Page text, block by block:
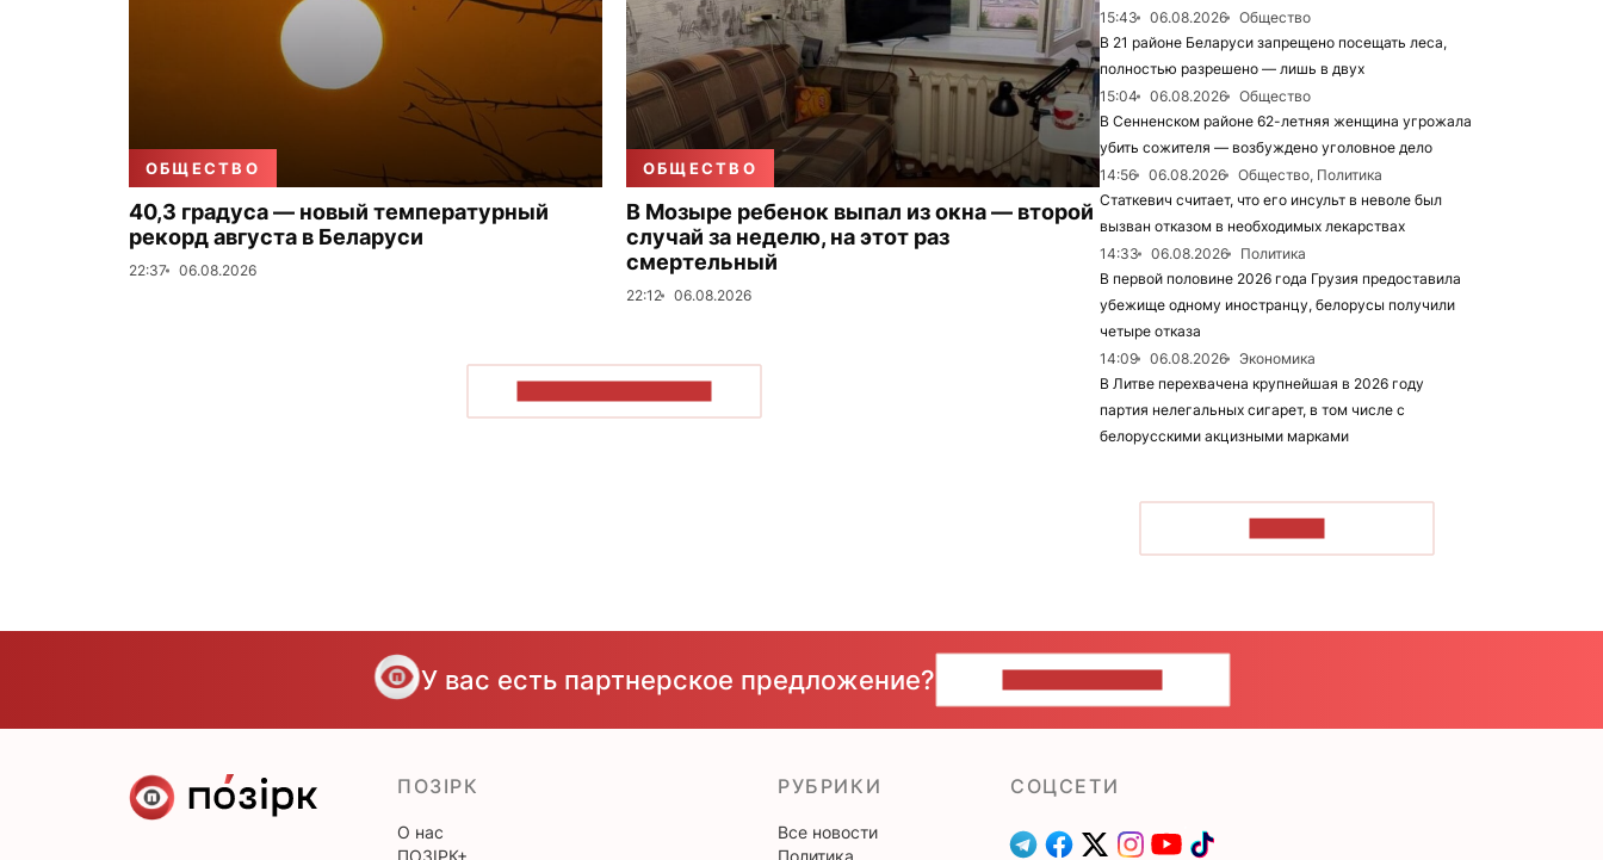
ОБЩЕСТВО
40,3 градуса — новый температурный
рекорд августа в Беларуси
22:37 06.08.2026
ОБЩЕСТВО
В Мозыре ребенок выпал из окна — второй
случай за неделю, на этот раз
смертельный
22:12 06.08.2026
15:43
06.08.2026
Общество
В 21 районе Беларуси запрещено посещать леса,
полностью разрешено — лишь в двух
15:04
06.08.2026
Общество
В Сенненском районе 62-летняя женщина угрожала
убить сожителя — возбуждено уголовное дело
14:56
06.08.2026
Общество, Политика
Статкевич считает, что его инсульт в неволе был
вызван отказом в необходимых лекарствах
14:33
06.08.2026
Политика
В первой половине 2026 года Грузия предоставила
убежище одному иностранцу, белорусы получили
четыре отказа
14:09
06.08.2026
Экономика
В Литве перехвачена крупнейшая в 2026 году
партия нелегальных сигарет, в том числе с
белорусскими акцизными марками
У вас есть партнерское предложение?
ПОЗІРК
О нас
ПОЗІРК+
РУБРИКИ
Все новости
Политика
CОЦСЕТИ